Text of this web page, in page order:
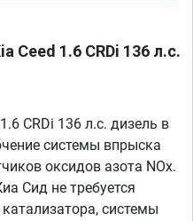
Ceed 1.6 CRDi 136 л.с.
CRDi 136 л.с. дизель в
системы впрыска
оксидов азота NOx.
Сид не требуется
системы